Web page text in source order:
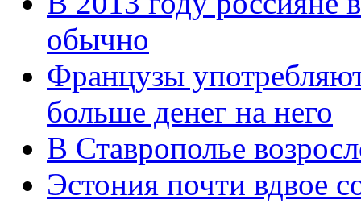
обычно
Французы
больше денег на него
В Ставрополье
Эстония почти вдвое